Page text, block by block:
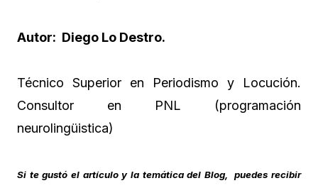
Autor: Diego Lo Destro.
Técnico Superior en Periodismo y Locución.
Consultor en PNL (programación
neurolingüistica)
Si te gustó el artículo y la temática del Blog, puedes recibir